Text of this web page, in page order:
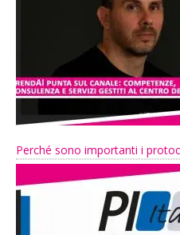
Perché sono importanti i